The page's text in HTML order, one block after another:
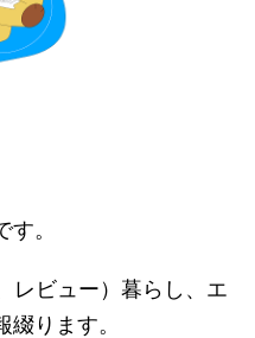
。
レビュー）暮らし、エ
ります。